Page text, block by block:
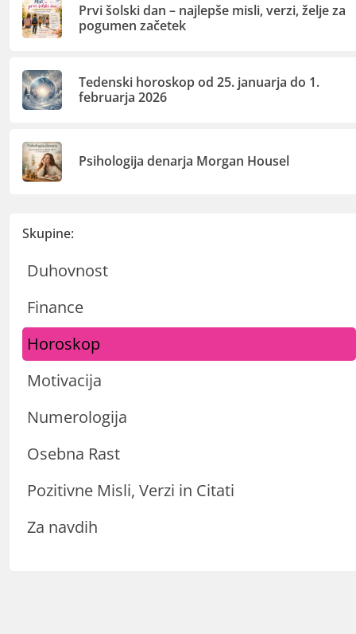
Prvi šolski dan – najlepše misli, verzi, želje za
pogumen začetek
Tedenski horoskop od 25. januarja do 1.
februarja 2026
Psihologija denarja Morgan Housel
Skupine:
Duhovnost
Finance
Horoskop
Motivacija
Numerologija
Osebna Rast
Pozitivne Misli, Verzi in Citati
Za navdih